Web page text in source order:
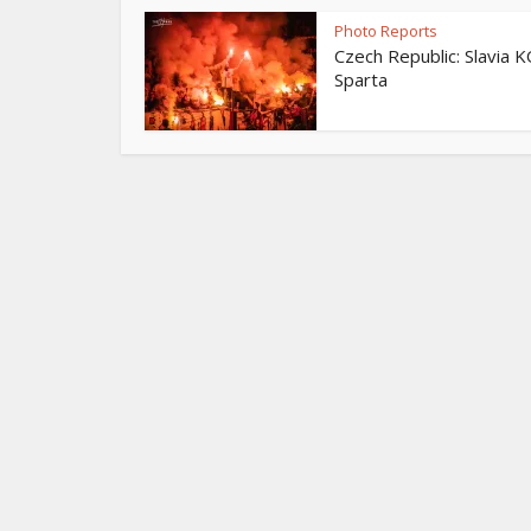
Photo Reports
Czech Republic: Slavia
Sparta